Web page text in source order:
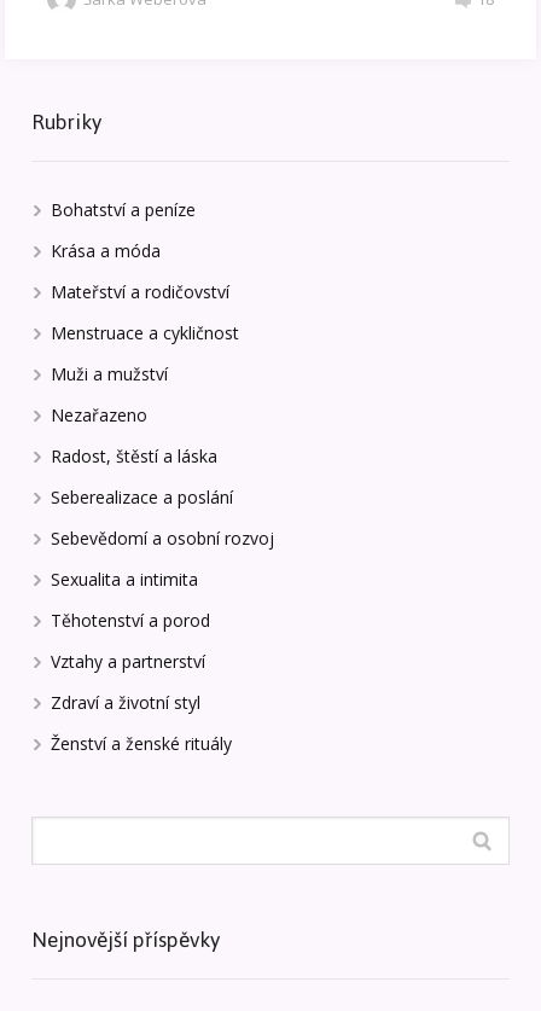
Rubriky
Bohatství a peníze
Krása a móda
Mateřství a rodičovství
Menstruace a cykličnost
Muži a mužství
Nezařazeno
Radost, štěstí a láska
Seberealizace a poslání
Sebevědomí a osobní rozvoj
Sexualita a intimita
Těhotenství a porod
Vztahy a partnerství
Zdraví a životní styl
Ženství a ženské rituály
Nejnovější příspěvky